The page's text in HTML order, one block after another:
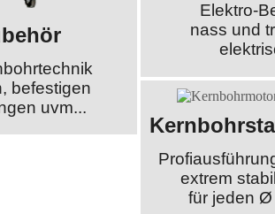
befestigen
uvm...
Elektro-
nass und
extrem
für jeden Ø